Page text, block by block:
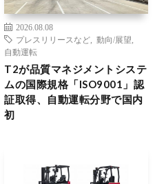
2026.08.08
プレスリリースなど
動向/展望
自動運転
T2が品質マネジメントシステ
ムの国際規格「ISO9001」認
証取得、自動運転分野で国内
初